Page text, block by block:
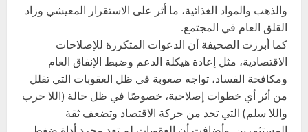
والذهب والمواد الغذائية، ما أثر على الاستقرار المعيشي وزاد
القلق العام في المجتمع.
كما أبرزت الصحيفة أن الدعوات المتكررة للإصلاحات
الاقتصادية، مثل إعادة هيكلة الدعم وضبط الإنفاق العام
ومكافحة الفساد، تواجه صعوبة في ظل العقوبات التي تقلل
من أثر أي خطوات إصلاحية، خصوصًا في ظل حالة (اللا حرب
واللا سلم) التي تحد من حركة الاقتصاد وتضعف ثقة